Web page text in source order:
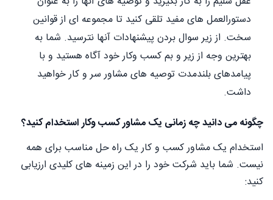
دستورالعمل های مفید تلقی کنید تا مجموعه ای از قوانین
سخت. از زیر سوال بردن پیشنهادات آنها نترسید. شما به
بهترین وجه از زیر و بم کسب وکار خود آگاه هستید و با
پیامدهای بلندمدت توصیه های مشاور سر و کار خواهید
داشت.
چگونه می دانید چه زمانی یک مشاور کسب وکار استخدام کنید؟
استخدام یک مشاور کسب و کار یک راه حل مناسب برای همه
نیست. شما باید شرکت خود را در این زمینه های کلیدی ارزیابی
کنید: